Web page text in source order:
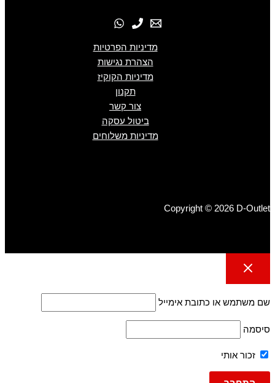
מדיניות הפרטיות
הצהרת נגישות
מדיניות הקוקיז
תקנון
צור קשר
ביטול עסקה
מדיניות משלוחים
Copyright © 2026 D-Outlet
שם משתמש או כתובת אימייל
סיסמה
זכור אותי